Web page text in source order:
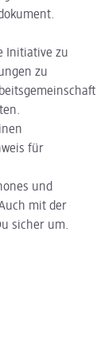
Initiative zu
zu
für
und
mit der
sicher um.